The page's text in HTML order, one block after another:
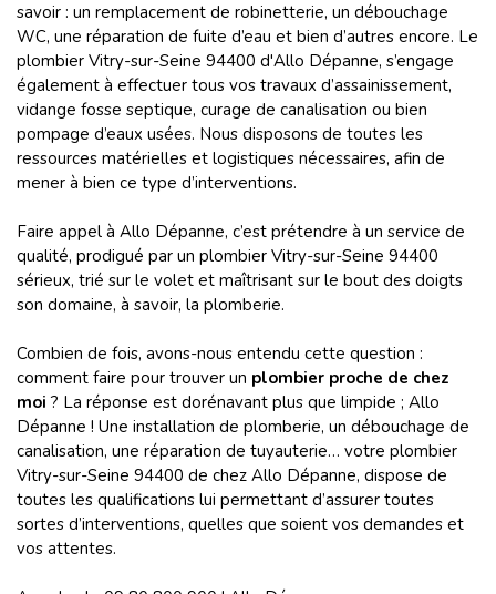
savoir : un remplacement de robinetterie, un débouchage
WC, une réparation de fuite d’eau et bien d’autres encore. Le
plombier Vitry-sur-Seine 94400 d'Allo Dépanne, s’engage
également à effectuer tous vos travaux d’assainissement,
vidange fosse septique, curage de canalisation ou bien
pompage d’eaux usées. Nous disposons de toutes les
ressources matérielles et logistiques nécessaires, afin de
mener à bien ce type d’interventions.
Faire appel à Allo Dépanne, c’est prétendre à un service de
qualité, prodigué par un plombier Vitry-sur-Seine 94400
sérieux, trié sur le volet et maîtrisant sur le bout des doigts
son domaine, à savoir, la plomberie.
Combien de fois, avons-nous entendu cette question :
comment faire pour trouver un plombier proche de chez
moi ? La réponse est dorénavant plus que limpide ; Allo
Dépanne ! Une installation de plomberie, un débouchage de
canalisation, une réparation de tuyauterie… votre plombier
Vitry-sur-Seine 94400 de chez Allo Dépanne, dispose de
toutes les qualifications lui permettant d’assurer toutes
sortes d’interventions, quelles que soient vos demandes et
vos attentes.